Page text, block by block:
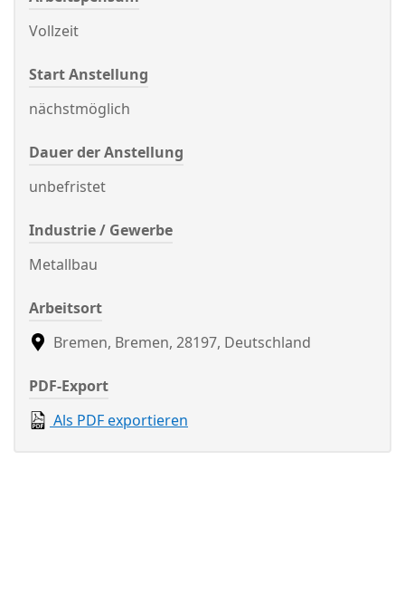
Vollzeit
Start Anstellung
nächstmöglich
Dauer der Anstellung
unbefristet
Industrie / Gewerbe
Metallbau
Arbeitsort
Bremen, Bremen, 28197, Deutschland
PDF-Export
Als PDF exportieren